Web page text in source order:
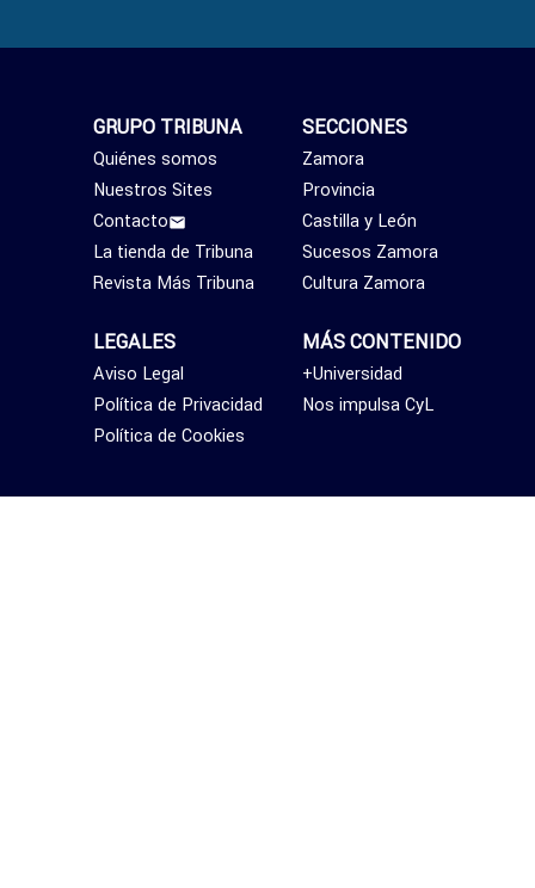
SECCIONES
Zamora
Provincia
Castilla y León
Sucesos Zamora
Cultura Zamora
MÁS CONTENIDO
+Universidad
Nos impulsa CyL
GRUPO TRIBUNA
Quiénes somos
Nuestros Sites
Contacto
La tienda de Tribuna
Revista Más Tribuna
LEGALES
Aviso Legal
Política de Privacidad
Política de Cookies